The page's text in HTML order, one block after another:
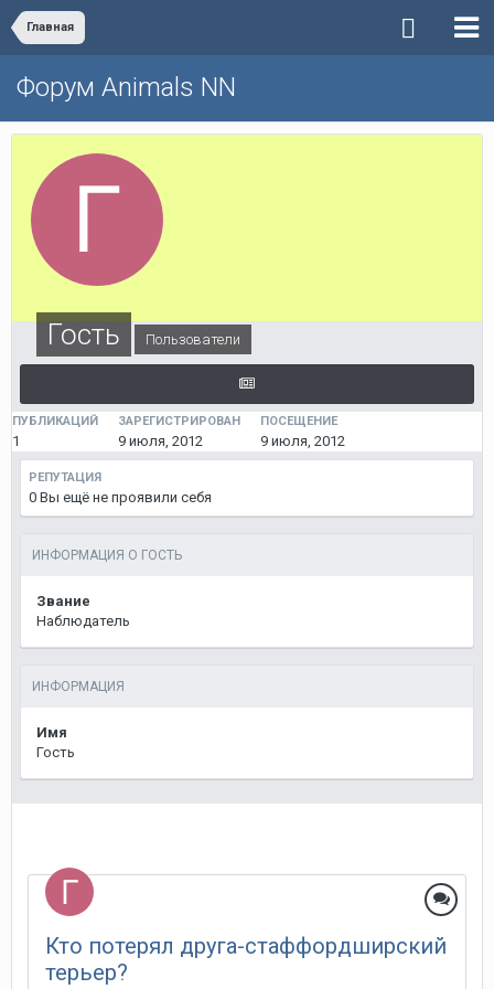
Главная
Форум Animals NN
Гость Пользователи
ПУБЛИКАЦИЙ
1
ЗАРЕГИСТРИРОВАН
9 июля, 2012
ПОСЕЩЕНИЕ
9 июля, 2012
РЕПУТАЦИЯ
0 Вы ещё не проявили себя
ИНФОРМАЦИЯ О ГОСТЬ
Звание
Наблюдатель
ИНФОРМАЦИЯ
Имя
Гость
Кто потерял друга-стаффордширский
терьер?